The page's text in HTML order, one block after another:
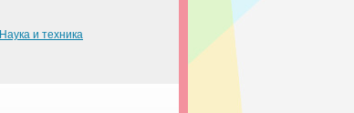
Наука и техника